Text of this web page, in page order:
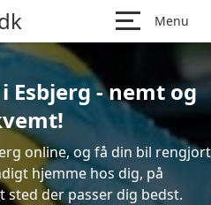
Menu
Esbjerg - nemt og
online, og få din bil rengjort
hjemme hos dig, på
sted der passer dig bedst.